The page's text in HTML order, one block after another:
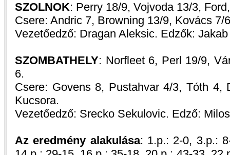
SZOLNOK: Perry 18/9, Vojvoda 13/3,
Csere: Andric 7, Browning 13/9, Kovács 7/
Vezetőedző: Dragan Aleksic. Edzők:
SZOMBATHELY: Norfleet 6, Perl 19/9,
6.
Csere: Govens 8, Pustahvar 4/3, Tóth 4,
Kucsora.
Vezetőedző: Srecko Sekulovic. Edző:
Az eredmény alakulása: 1.p.: 2-0, 3.p.: